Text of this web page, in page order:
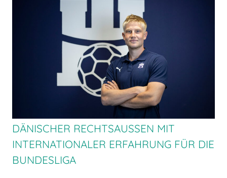
DÄNISCHER RECHTSAUSSEN MIT I
NTERNATIONALER ERFAHRUNG FÜR DIE B
UNDESLIGA